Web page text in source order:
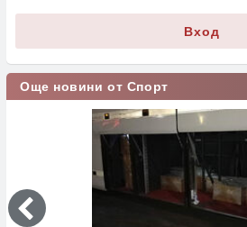
Вход
Още новини от Спорт